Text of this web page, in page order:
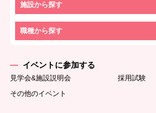
施設から探す
職種から探す
イベントに参加する
見学会&施設説明会
採用試験
その他のイベント